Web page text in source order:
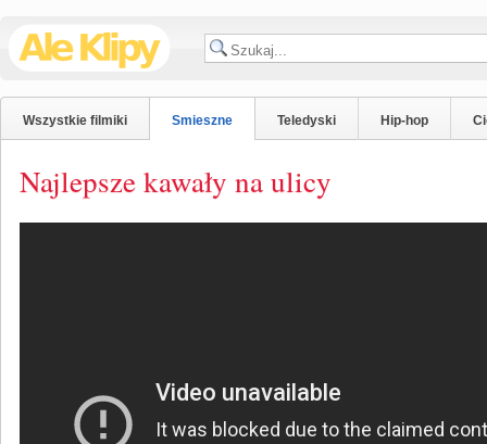
Wszystkie filmiki Smieszne Teledyski Hip-hop
Najlepsze kawały na ulicy